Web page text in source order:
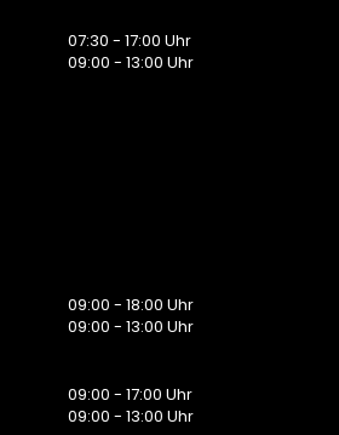
07:30 - 17:00 Uhr
09:00 - 13:00 Uhr
09:00 - 18:00 Uhr
09:00 - 13:00 Uhr
09:00 - 17:00 Uhr
09:00 - 13:00 Uhr